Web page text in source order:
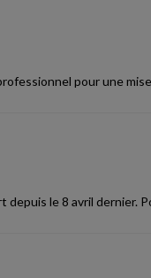
pour une
le 8 avril dernier.